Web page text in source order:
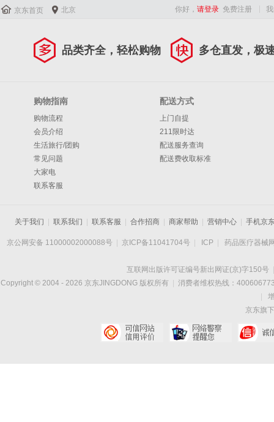
 京东首页  北京 你好， 请登录 免费注册
品类齐全，轻松购物 多仓直发，极
购物指南
购物流程
会员介绍
生活旅行/团购
常见问题
大家电
联系客服
配送方式
上门自提
211限时达
配送服务查询
配送费收取标准
关于我们 联系我们 联系客服 合作招商 商家帮助 营销中心 手机京
京公网安备 11000002000088号 京ICP备11041704号 ICP 药品医疗器械
互联网出版许可证编号新出网证(京)字150号
Copyright © 2004 - 2026 京东JINGDONG 版权所有
消费者维权热线：
京东旗